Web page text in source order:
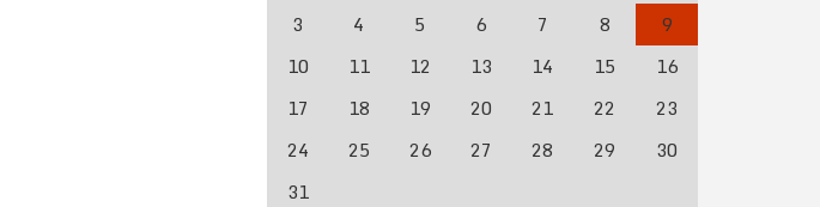
3
4 5 6 7 8
9
10
11 12 13 14 15
16
17
18 19 20 21 22
23
24
25 26 27 28 29
30
31